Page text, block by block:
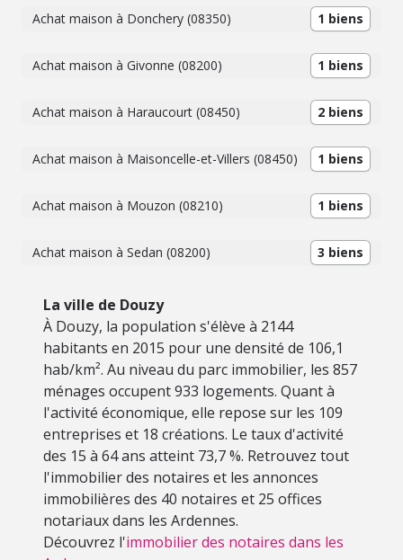
Achat maison à Donchery (08350) 1 biens
Achat maison à Givonne (08200) 1 biens
Achat maison à Haraucourt (08450) 2 biens
Achat maison à Maisoncelle-et-Villers (08450) 1 biens
Achat maison à Mouzon (08210) 1 biens
Achat maison à Sedan (08200) 3 biens
La ville de Douzy
À Douzy, la population s'élève à 2144
habitants en 2015 pour une densité de 106,1
hab/km². Au niveau du parc immobilier, les 857
ménages occupent 933 logements. Quant à
l'activité économique, elle repose sur les 109
entreprises et 18 créations. Le taux d'activité
des 15 à 64 ans atteint 73,7 %. Retrouvez tout
l'immobilier des notaires et les annonces
immobilières des 40 notaires et 25 offices
notariaux dans les Ardennes.
Découvrez l'immobilier des notaires dans les